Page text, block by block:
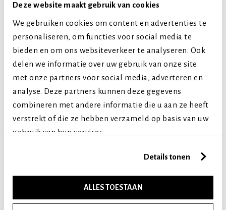
Deze website maakt gebruik van cookies
We gebruiken cookies om content en advertenties te
personaliseren, om functies voor social media te
bieden en om ons websiteverkeer te analyseren. Ook
delen we informatie over uw gebruik van onze site
met onze partners voor social media, adverteren en
analyse. Deze partners kunnen deze gegevens
combineren met andere informatie die u aan ze heeft
verstrekt of die ze hebben verzameld op basis van uw
gebruik van hun services.
Details tonen
ALLES TOESTAAN
Vergelijkbare producten